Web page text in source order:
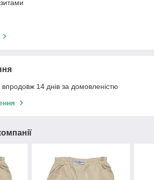
14 днів за домовленістю